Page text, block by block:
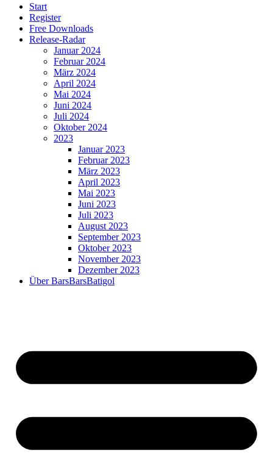
Start
Register
Free Downloads
Release-Radar
Januar 2024
Februar 2024
März 2024
April 2024
Mai 2024
Juni 2024
Juli 2024
Oktober 2024
2023
Januar 2023
Februar 2023
März 2023
April 2023
Mai 2023
Juni 2023
Juli 2023
August 2023
September 2023
Oktober 2023
November 2023
Dezember 2023
Über BarsBarsBatigol